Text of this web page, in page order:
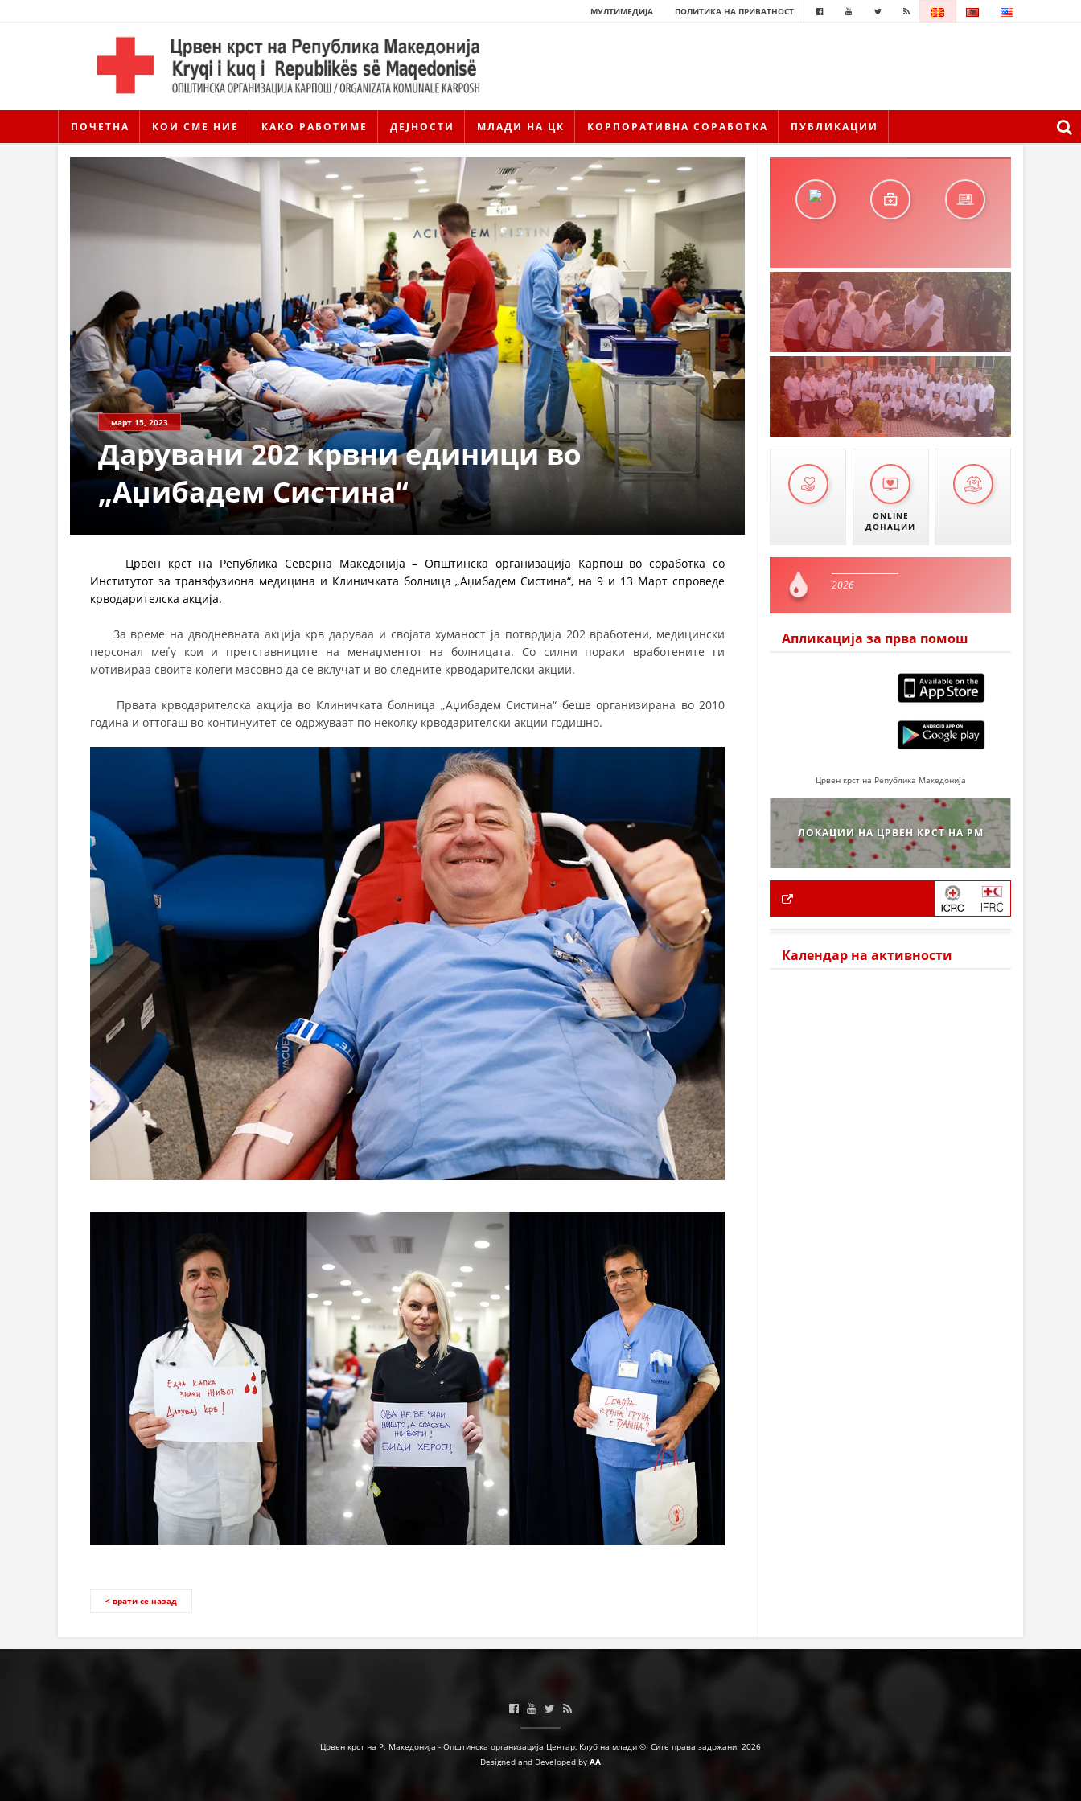
МУЛТИМЕДИЈА ПОЛИТИКА НА ПРИВАТНОСТ
ПОЧЕТНА КОИ СМЕ НИЕ КАКО РАБОТИМЕ ДЕЈНОСТИ МЛАДИ НА ЦК КОРПОРАТИВНА СОРАБОТКА ПУБЛИКАЦИИ
ДЕЈСТВУВАЊЕ
ЕДУКАТИВНО ИНФОРМАТИВНИ МАТЕРИЈАЛИ
ПРЕЗЕНТАЦИИ
март 15, 2023
Дарувани 202 крвни единици во
„Аџибадем Систина“
Црвен крст на Република Северна Македонија – Општинска организација Карпош во соработка со
Институтот за транзфузиона медицина и Клиничката болница „Аџибадем Систина“, на 9 и 13 Март спроведе
крводарителска акција.
За време на дводневната акција крв даруваа и својата хуманост ја потврдија 202 вработени, медицински
персонал меѓу кои и претставниците на менаџментот на болницата. Со силни пораки вработените ги
мотивираа своите колеги масовно да се вклучат и во следните крводарителски акции.
Првата крводарителска акција во Клиничката болница „Аџибадем Систина“ беше организирана во 2010
година и оттогаш во континуитет се одржуваат по неколку крводарителски акции годишно.
< врати се назад
ONLINE
ДОНАЦИИ
2026
Апликација за прва помош
Црвен крст на Република Македонија
ЛОКАЦИИ НА ЦРВЕН КРСТ НА РМ
Календар на активности
Црвен крст на Р. Македонија - Општинска организација Центар, Клуб на млади ©. Сите права задржани. 2026
Designed and Developed by AA